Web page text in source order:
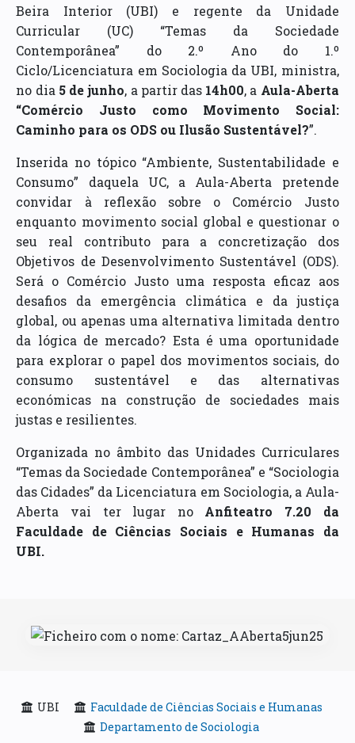
Beira Interior (UBI) e regente da Unidade
Curricular (UC) “Temas da Sociedade
Contemporânea” do 2.º Ano do 1.º
Ciclo/Licenciatura em Sociologia da UBI, ministra,
no dia 5 de junho, a partir das 14h00, a Aula-Aberta
“Comércio Justo como Movimento Social:
Caminho para os ODS ou Ilusão Sustentável?”.
Inserida no tópico “Ambiente, Sustentabilidade e
Consumo” daquela UC, a Aula-Aberta pretende
convidar à reflexão sobre o Comércio Justo
enquanto movimento social global e questionar o
seu real contributo para a concretização dos
Objetivos de Desenvolvimento Sustentável (ODS).
Será o Comércio Justo uma resposta eficaz aos
desafios da emergência climática e da justiça
global, ou apenas uma alternativa limitada dentro
da lógica de mercado? Esta é uma oportunidade
para explorar o papel dos movimentos sociais, do
consumo sustentável e das alternativas
económicas na construção de sociedades mais
justas e resilientes.
Organizada no âmbito das Unidades Curriculares
“Temas da Sociedade Contemporânea” e “Sociologia
das Cidades” da Licenciatura em Sociologia, a Aula-
Aberta vai ter lugar no Anfiteatro 7.20 da
Faculdade de Ciências Sociais e Humanas da
UBI.
UBI
Faculdade de Ciências Sociais e Humanas
Departamento de Sociologia